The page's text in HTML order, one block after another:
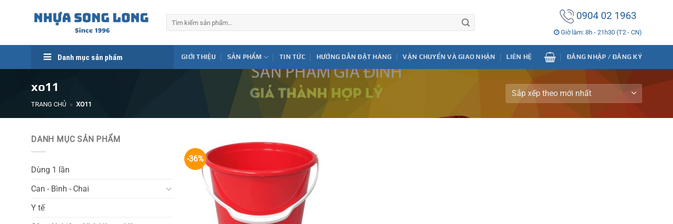
0904 02 1963
Giờ làm: 8h - 21h30 (T2 - CN)
Danh mục sản phẩm GIỚI THIỆU SẢN PHẨM TIN TỨC HƯỚNG DẪN ĐẶT HÀNG VẬN CHUYỂN VÀ GIAO NHẬN LIÊN HỆ ĐĂNG NHẬP / ĐĂNG KÝ
xo11
TRANG CHỦ » XO11
DANH MỤC SẢN PHẨM
Dùng 1 lần
Can - Bình - Chai
Y tế
-36%